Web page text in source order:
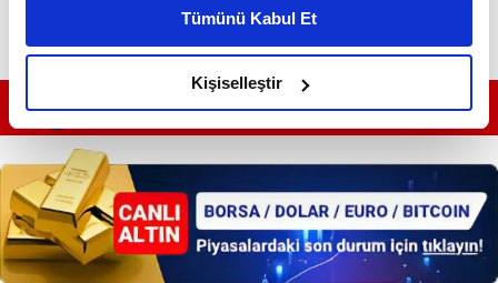
daha iyi reklam deneyimi yaşatabiliriz. Bunu yaparken
amacımızın size daha iyi bir reklam deneyimi sunmak
olduğunu ve sizlere en iyi içerikleri sunabilmek adına
elimizden gelen çabayı gösterdiğimizi ve bu noktada,
reklamların maliyetlerimizi karşılamak noktasında tek gelir
kalemimiz olduğunu sizlere hatırlatmak isteriz.
Her halükârda, kullanıcılar, bu çerezlere izin vermedikleri
takdirde, kullanıcılara hedefli reklamlar
gösterilmeyecektir."
Tümünü Kabul Et
Kişiselleştir
GÜNÜN EN ÖNEMLİ MANŞETLERİ İÇİN TIKLAYIN